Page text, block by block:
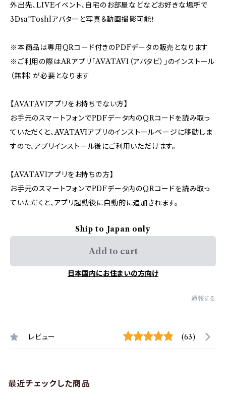
外出先、LIVEイベント、自宅のお部屋などなどお好きな場所で
3Dsa'Toshlアバターと写真＆動画撮影可能！
※本商品は専用QRコード付きのPDFデータの販売となります
※ご利用の際はARアプリ「AVATAVI（アバタビ）」のインストール
（無料）が必要となります
【AVATAVIアプリをお持ちでない方】
お手元のスマートフォンでPDFデータ内のQRコードを読み取っ
ていただくと、AVATAVIアプリのインストールページに移動しま
すので、アプリインストール後にご利用いただけます。
【AVATAVIアプリをお持ちの方】
お手元のスマートフォンでPDFデータ内のQRコードを読み取っ
ていただくと、アプリ起動後に自動的に追加されます。
Ship to Japan only
Add to cart
日本国内にお住まいの方向け
通報する
レビュー (63)
最近チェックした商品